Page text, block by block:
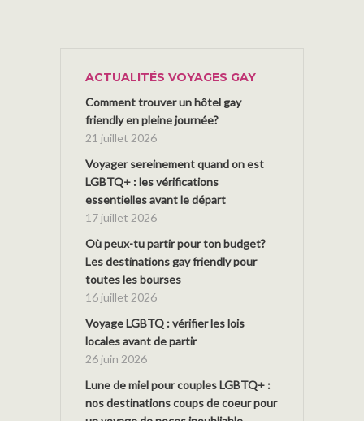
ACTUALITÉS VOYAGES GAY
Comment trouver un hôtel gay
friendly en pleine journée?
21 juillet 2026
Voyager sereinement quand on est
LGBTQ+ : les vérifications
essentielles avant le départ
17 juillet 2026
Où peux-tu partir pour ton budget?
Les destinations gay friendly pour
toutes les bourses
16 juillet 2026
Voyage LGBTQ : vérifier les lois
locales avant de partir
26 juin 2026
Lune de miel pour couples LGBTQ+ :
nos destinations coups de coeur pour